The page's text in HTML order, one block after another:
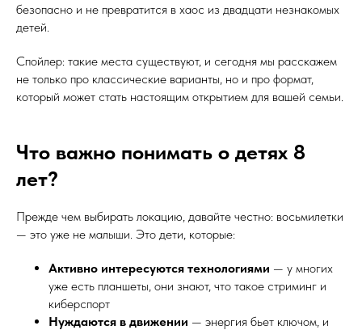
безопасно и не превратится в хаос из двадцати незнакомых
детей.
Спойлер: такие места существуют, и сегодня мы расскажем
не только про классические варианты, но и про формат,
который может стать настоящим открытием для вашей семьи.
Что важно понимать о детях 8
лет?
Прежде чем выбирать локацию, давайте честно: восьмилетки
— это уже не малыши. Это дети, которые:
Активно интересуются технологиями — у многих
уже есть планшеты, они знают, что такое стриминг и
киберспорт
Нуждаются в движении — энергия бьет ключом, и